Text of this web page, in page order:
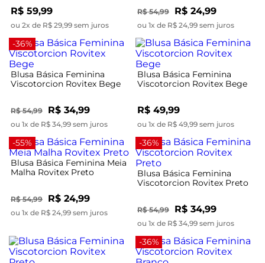
R$ 59,99
ou 2x de R$ 29,99 sem juros
R$ 54,99 R$ 24,99
ou 1x de R$ 24,99 sem juros
-36%
Blusa Básica Feminina
Viscotorcion Rovitex Bege
R$ 54,99 R$ 34,99
ou 1x de R$ 34,99 sem juros
Blusa Básica Feminina
Viscotorcion Rovitex Bege
R$ 49,99
ou 1x de R$ 49,99 sem juros
-55%
Blusa Básica Feminina Meia
Malha Rovitex Preto
R$ 54,99 R$ 24,99
ou 1x de R$ 24,99 sem juros
-36%
Blusa Básica Feminina
Viscotorcion Rovitex Preto
R$ 54,99 R$ 34,99
ou 1x de R$ 34,99 sem juros
-36%